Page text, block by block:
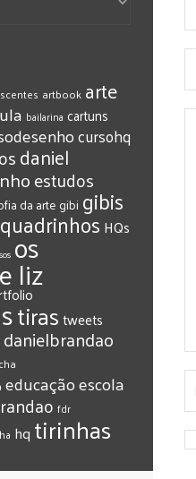
artbook arte
bailarina cartuns
cursohq
daniel
estudos
da arte gibi gibis
HQs
os
liz
tirastweets
‎danielbrandao‬
‎educação‎escola
‎fdr
‎hq ‎tirinhas